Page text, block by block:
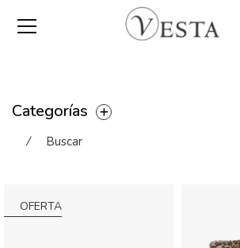
Categorías
⁄ Buscar
OFERTA